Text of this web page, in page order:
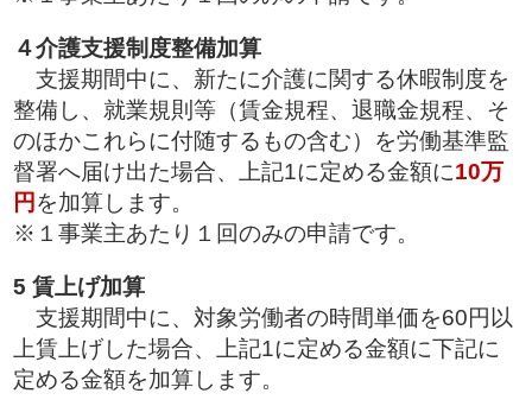
４介護支援制度整備加算
支援期間中に、新たに介護に関する休暇制度を
整備し、就業規則等（賃金規程、退職金規程、そ
のほかこれらに付随するもの含む）を労働基準監
督署へ届け出た場合、上記1に定める金額に10万
円 を加算します。
※１事業主あたり１回のみの申請です。
5 賃上げ加算
支援期間中に、対象労働者の時間単価を60円以
上賃上げした場合、上記1に定める金額に下記に
定める金額を加算します。